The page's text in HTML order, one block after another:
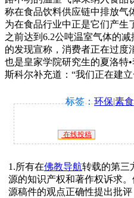
称在食品饮料供应链中排放气
为在食品行业中正是它们产
之前达到6.2公吨温室气体的
的发现宣称，消费者正在过度
也是皇家学院研究生的夏洛特
斯科尔补充道：“我们正在建
标签：环保|素食
在线投稿
1.所有在佛教导航转载的第三
源的知识产权和著作权诉求
源稿件的观点正确性提出批评